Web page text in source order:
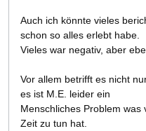
Auch ich könnte vieles
schon so alles erlebt habe.
Vieles war negativ, aber
Vor allem betrifft es nicht
es ist M.E. leider ein
Menschliches Problem
Zeit zu tun hat.